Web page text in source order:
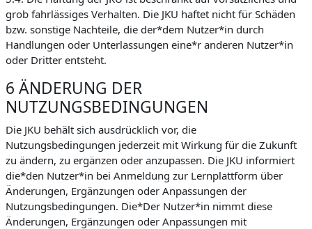
grob fahrlässiges Verhalten. Die JKU haftet nicht für Schäden
bzw. sonstige Nachteile, die der*dem Nutzer*in durch
Handlungen oder Unterlassungen eine*r anderen Nutzer*in
oder Dritter entsteht.
6 ÄNDERUNG DER
NUTZUNGSBEDINGUNGEN
Die JKU behält sich ausdrücklich vor, die
Nutzungsbedingungen jederzeit mit Wirkung für die Zukunft
zu ändern, zu ergänzen oder anzupassen. Die JKU informiert
die*den Nutzer*in bei Anmeldung zur Lernplattform über
Änderungen, Ergänzungen oder Anpassungen der
Nutzungsbedingungen. Die*Der Nutzer*in nimmt diese
Änderungen, Ergänzungen oder Anpassungen mit